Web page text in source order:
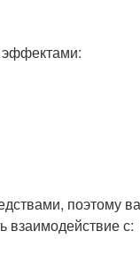
поэтому
взаимодействие с: